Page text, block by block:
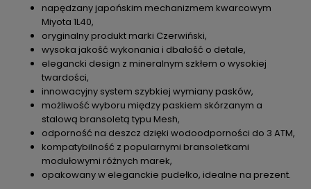
napędzany japońskim mechanizmem kwarcowym
Miyota 1L40,
oryginalny produkt marki Czerwiński,
wysoka jakość wykonania i dbałość o detale,
elegancki design z mineralnym szkłem o wysokiej
twardości,
innowacyjny system szybkiej wymiany pasków,
możliwość wyboru między paskiem skórzanym a
stalową bransoletą typu Mesh,
odporność na deszcz dzięki wodoodporności do 3 ATM,
kompatybilność z popularnymi bransoletkami
modułowymi różnych marek,
opakowany w eleganckie pudełko, idealne na prezent.